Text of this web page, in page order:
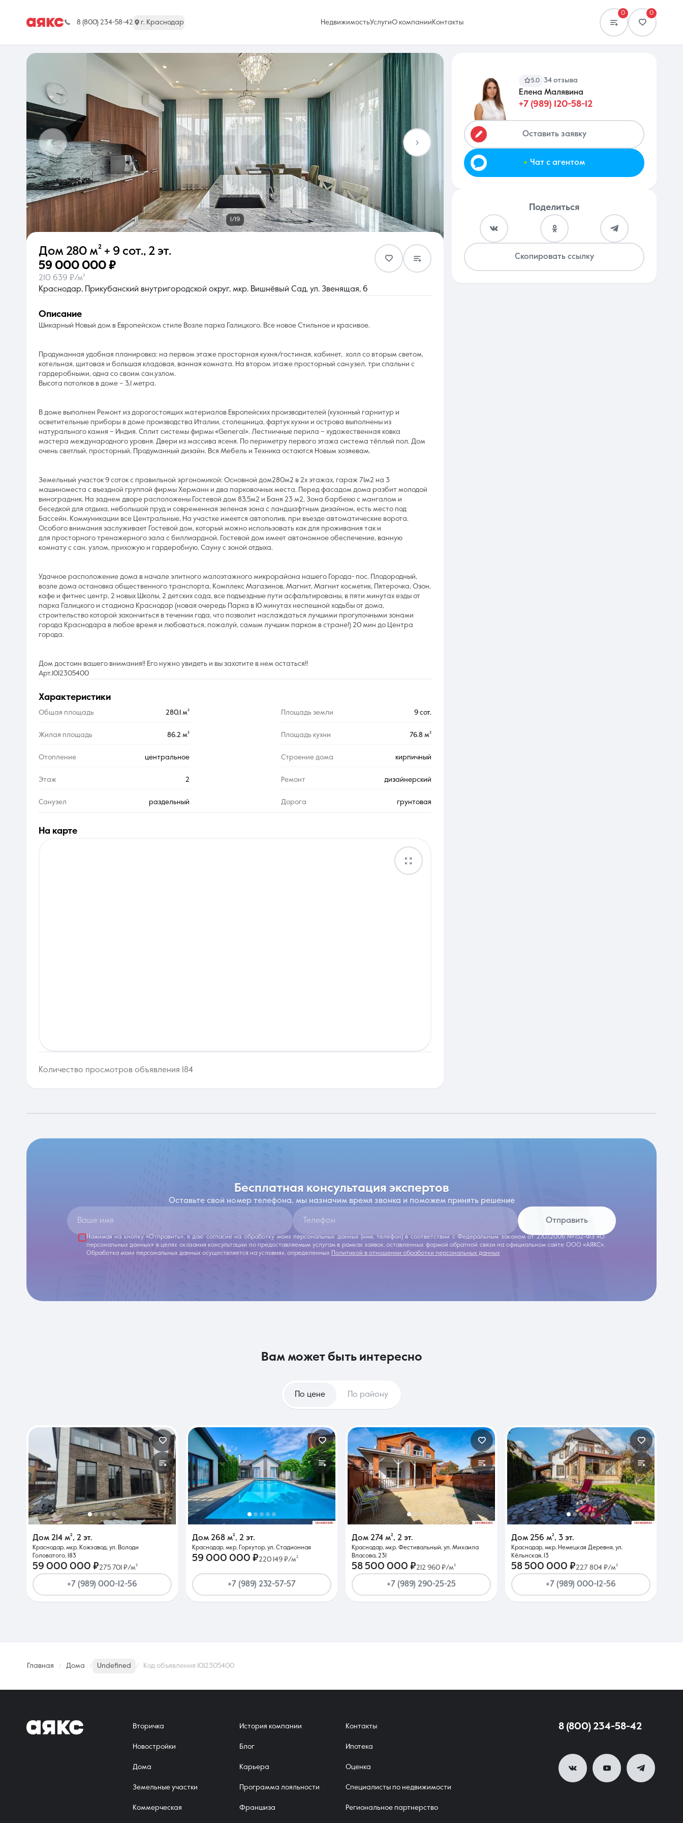
8 (800) 234-58-42 г. Краснодар НедвижимостьУслугиО компании Контакты
0 0
г. Краснодар Избранное
0 объявлений
Сравнение
Недвижимость Услуги
О компании Контакты
Ежедневно с 08:30 до 20:00
1/19
Дом 280 м² + 9 сот., 2 эт.
59 000 000 ₽
210 639 ₽/м²
Краснодар, Прикубанский внутригородской округ, мкр. Вишнёвый Сад, ул. Звенящая, 6
характеристики
Общая площадь 280.1 м² Площадь земли 9 сот.
Жилая площадь 86.2 м² Площадь кухни 76.8 м²
Отопление центральное Строение дома кирпичный
Этаж 2 Ремонт дизайнерский
Санузел раздельный Дорога грунтовая
описание
Шикарный Новый дом в Европейском стиле Возле парка Галицкого. Все новое Стильное и красивое.
Продуманная удобная планировка: на первом этаже просторная кухня/гостиная, кабинет, холл со вторым светом,
котельная, щитовая и большая кладовая, ванная комната. На втором этаже просторный сан.узел, три спальни с
гардеробными, одна со своим сан.узлом.
Высота потолков в доме – 3,1 метра.
В доме выполнен Ремонт из дорогостоящих материалов Европейских производителей (кухонный гарнитур и
осветительные приборы в доме производства Италии, столешница, фартук кухни и острова выполнены из
натурального камня – Индия. Сплит системы фирмы «General». Лестничные перила – художественная ковка
мастера международного уровня. Двери из массива ясеня. По периметру первого этажа система тёплый пол. Дом
очень светлый, просторный, Продуманный дизайн. Вся Мебель и Техника остаются Новым хозяевам.
Земельный участок 9 соток с правильной эргономикой: Основной дом280м2 в 2х этажах, гараж 71м2 на 3
машиноместа с въездной группой фирмы Херманн и два парковочных места. Перед фасадом дома разбит молодой
виноградник. На заднем дворе расположены Гостевой дом 83,5м2 и Баня 23 м2, Зона барбекю с мангалом и
беседкой для отдыха, небольшой пруд и современная зеленая зона с ландшафтным дизайном, есть место под
Бассейн. Коммуникации все Центральные, На участке имеется автополив, при въезде автоматические ворота.
Особого внимания заслуживает Гостевой дом, который можно использовать как для проживания так и
для просторного тренажерного зала с биллиардной. Гостевой дом имеет автономное обеспечение, ванную
комнату с сан. узлом, прихожую и гардеробную, Сауну с зоной отдыха.
Удачное расположение дома в начале элитного малоэтажного микрорайона нашего Города- пос. Плодородный,
возле дома остановка общественного транспорта, Комплекс Магазинов, Магнит, Магнит косметик, Пятерочка, Озон,
кафе и фитнес центр, 2 новых Школы, 2 детских сада, все подъездные пути асфальтированы, в пяти минутах езды от
парка Галицкого и стадиона Краснодар (новая очередь Парка в 10 минутах неспешной ходьбы от дома,
строительство которой закончиться в течении года, что позволит наслаждаться лучшими прогулочными зонами
города Краснодара в любое время и любоваться, пожалуй, самым лучшим парком в стране!) 20 мин до Центра
города.
Дом достоин вашего внимания!! Его нужно увидеть и вы захотите в нем остаться!!
Арт.1012305400
на карте
Количество просмотров объявления 184
5.0 34 отзыва
Елена Малявина
+7 (989) 120-58-12
Оставить заявку
. Чат с агентом
Поделиться
Скопировать ссылку
бесплатная консультация экспертов
Оставьте свой номер телефона, мы назначим время звонка и поможем принять решение
Ваше имя Телефон Отправить
Нажимая на кнопку «Отправить», я даю согласие на обработку моих персональных данных (имя, телефон) в соответствии с Федеральным законом от 27.07.2006 №152-ФЗ «О
персональных данных» в целях оказания консультации по предоставляемым услугам в рамках заявок, оставленных формой обратной связи на официальном сайте ООО «АЯКС».
Обработка моих персональных данных осуществляется на условиях, определенных Политикой в отношении обработки персональных данных
вам может быть интересно
По цене По району
Дом 214 м², 2 эт.
Краснодар, мкр. Кожзавод, ул. Володи
Головатого, 183
59 000 000 ₽275 701 ₽/м²
+7 (989) 000-12-56
Дом 268 м², 2 эт.
Краснодар, мкр. Горхутор, ул. Стадионная
59 000 000 ₽220 149 ₽/м²
+7 (989) 232-57-57
Дом 274 м², 2 эт.
Краснодар, мкр. Фестивальный, ул. Михаила
Власова, 231
58 500 000 ₽212 960 ₽/м²
+7 (989) 290-25-25
Дом 256 м², 3 эт.
Краснодар, мкр. Немецкая Деревня, ул.
Кёльнская, 13
58 500 000 ₽227 804 ₽/м²
+7 (989) 000-12-56
Главная Дома Undefined Код объявления 1012305400
Вторичка
Новостройки
Дома
Земельные участки
Коммерческая
История компании
Блог
Карьера
Программа лояльности
Франшиза
Контакты
Ипотека
Оценка
Специалисты по недвижимости
Региональное партнерство
8 (800) 234-58-42